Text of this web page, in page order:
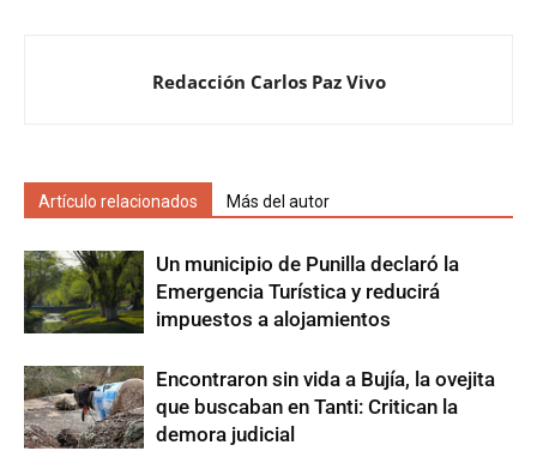
Redacción Carlos Paz Vivo
Artículo relacionados Más del autor
Un municipio de Punilla declaró la
Emergencia Turística y reducirá
impuestos a alojamientos
Encontraron sin vida a Bujía, la ovejita
que buscaban en Tanti: Critican la
demora judicial